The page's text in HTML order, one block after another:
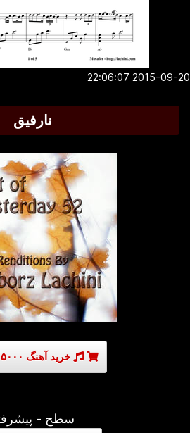
2015-09-20
نارفیق
خرید آهنگ ۱۵۰۰۰ تومان
سطح - پیشرفته